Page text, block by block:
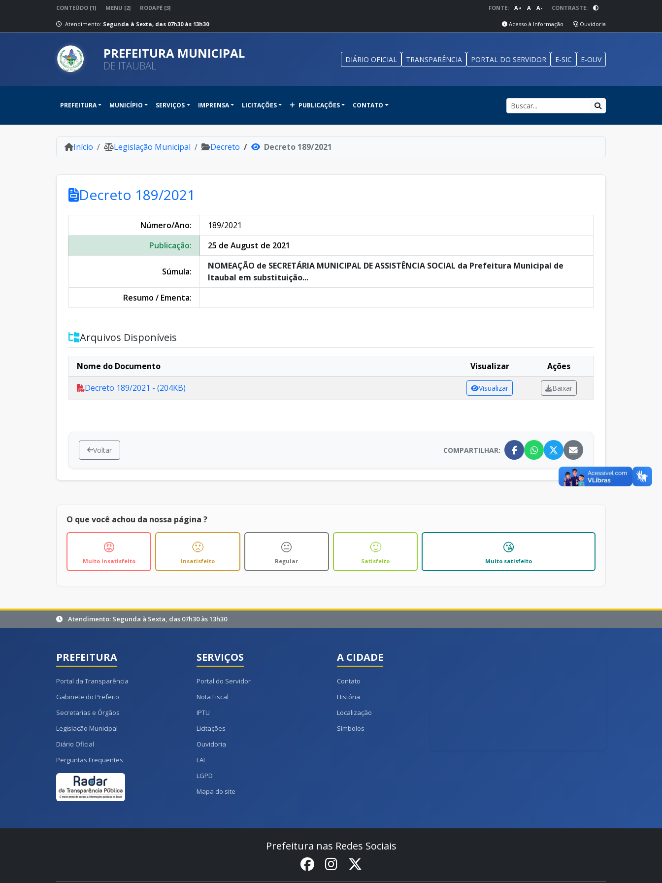
CONTEÚDO [1] MENU [2] RODAPÉ [3] FONTE: A+ A A- CONTRASTE:
Atendimento: Segunda à Sexta, das 07h30 às 13h30 Acesso à Informação Ouvidoria
PREFEITURA MUNICIPAL
DE ITAUBAL DIÁRIO OFICIAL TRANSPARÊNCIA PORTAL DO SERVIDOR E-SIC E-OUV
PREFEITURA MUNICÍPIO SERVIÇOS IMPRENSA LICITAÇÕES PUBLICAÇÕES CONTATO
Início Legislação Municipal Decreto Decreto 189/2021
Decreto 189/2021
Número/Ano:
189/2021
Publicação:
25 de August de 2021
Súmula:
NOMEAÇÃO de SECRETÁRIA MUNICIPAL DE ASSISTÊNCIA SOCIAL da Prefeitura Municipal de
Itaubal em substituição...
Resumo / Ementa:
Arquivos Disponíveis
Nome do Documento Visualizar
Ações
Decreto 189/2021 - (204KB)
Visualizar Baixar
Voltar COMPARTILHAR:
O que você achou da nossa página ?
😡
Muito insatisfeito
🙁
Insatisfeito
😐
Regular
🙂
Satisfeito
😘
Muito satisfeito
Atendimento: Segunda à Sexta, das 07h30 às 13h30
PREFEITURA
Portal da Transparência
Gabinete do Prefeito
Secretarias e Órgãos
Legislação Municipal
Diário Oficial
Perguntas Frequentes
SERVIÇOS
Portal do Servidor
Nota Fiscal
IPTU
Licitações
Ouvidoria
LAI
LGPD
Mapa do site
A CIDADE
Contato
História
Localização
Símbolos
Prefeitura nas Redes Sociais